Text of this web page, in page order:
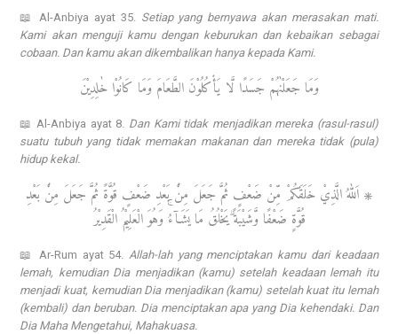
📖 Al-Anbiya ayat 35. Setiap yang bernyawa akan merasakan mati.
Kami akan menguji kamu dengan keburukan dan kebaikan sebagai
cobaan. Dan kamu akan dikembalikan hanya kepada Kami.
وَمَا جَعَلْنٰهُمْ جَسَدًا لَّا يَأْكُلُوْنَ الطَّعَامَ وَمَا كَانُوْا خٰلِدِيْنَ
📖 Al-Anbiya ayat 8. Dan Kami tidak menjadikan mereka (rasul-rasul)
suatu tubuh yang tidak memakan makanan dan mereka tidak (pula)
hidup kekal.
۞ اَللّٰهُ الَّذِيْ خَلَقَكُمْ مِّنْ ضَعْفٍ ثُمَّ جَعَلَ مِنْۢ بَعْدِ ضَعْفٍ قُوَّةً ثُمَّ جَعَلَ مِنْۢ بَعْدِ
قُوَّةٍ ضَعْفًا وَّشَيْبَةً ۗيَخْلُقُ مَا يَشَاۤءُۚ وَهُوَ الْعَلِيْمُ الْقَدِيْرُ
📖 Ar-Rum ayat 54. Allah-lah yang menciptakan kamu dari keadaan
lemah, kemudian Dia menjadikan (kamu) setelah keadaan lemah itu
menjadi kuat, kemudian Dia menjadikan (kamu) setelah kuat itu lemah
(kembali) dan beruban. Dia menciptakan apa yang Dia kehendaki. Dan
Dia Maha Mengetahui, Mahakuasa.